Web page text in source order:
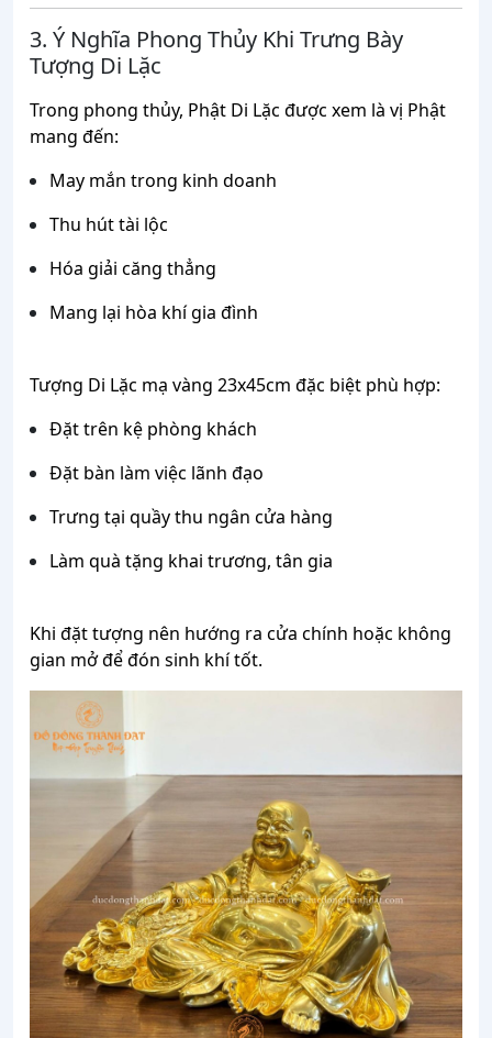
3. Ý Nghĩa Phong Thủy Khi Trưng Bày
Tượng Di Lặc
Trong phong thủy, Phật Di Lặc được xem là vị Phật
mang đến:
May mắn trong kinh doanh
Thu hút tài lộc
Hóa giải căng thẳng
Mang lại hòa khí gia đình
Tượng Di Lặc mạ vàng 23x45cm đặc biệt phù hợp:
Đặt trên kệ phòng khách
Đặt bàn làm việc lãnh đạo
Trưng tại quầy thu ngân cửa hàng
Làm quà tặng khai trương, tân gia
Khi đặt tượng nên hướng ra cửa chính hoặc không
gian mở để đón sinh khí tốt.